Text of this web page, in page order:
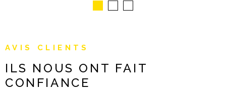
AVIS CLIENTS
ILS NOUS ONT FAIT
CONFIANCE